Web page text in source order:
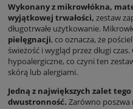
Wykonany z mikrowłókna,
wyjątkowej trwałości, zestaw
długotrwałe użytkowanie.
pielęgnacji, co oznacza, że
świeżość i wygląd przez długi
hypoalergiczne, co czyni ten
skórą lub alergiami.
Jedną z największych zalet
dwustronność. Zarówno poszwa